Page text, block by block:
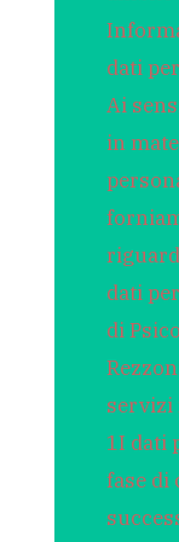
dati
Ai
in
dati
di
servizi
1I dati
fase di